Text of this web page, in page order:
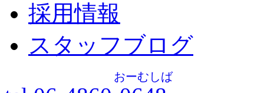
採用情報
スタッフブログ
おーむしば